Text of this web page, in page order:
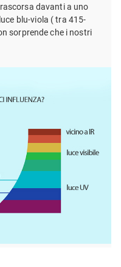
davanti a uno
blu-viola ( tra 415-
sorprende che i nostri